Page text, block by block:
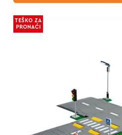
TEŠKO ZA
PRONAĆI